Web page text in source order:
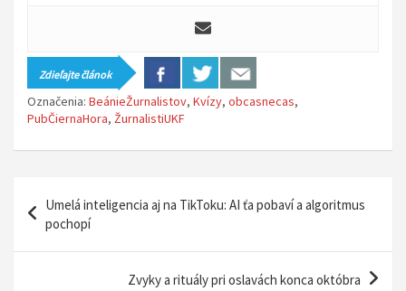
Zdieľajte článok
Označenia: BeánieŽurnalistov, Kvízy, obcasnecas,
PubČiernaHora, ŽurnalistiUKF
v
Umelá inteligencia aj na TikToku: AI ťa pobaví a algoritmus
pochopí
Zvyky a rituály pri oslavách konca októbra